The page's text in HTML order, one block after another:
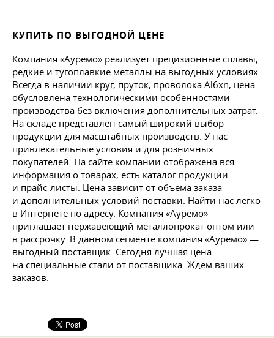
КУПИТЬ ПО ВЫГОДНОЙ ЦЕНЕ
Компания «Ауремо» реализует прецизионные сплавы,
редкие и тугоплавкие металлы на выгодных условиях.
Всегда в наличии круг, пруток, проволока Al6xn, цена
обусловлена технологическими особенностями
производства без включения дополнительных затрат.
На складе представлен самый широкий выбор
продукции для масштабных производств. У нас
привлекательные условия и для розничных
покупателей. На сайте компании отображена вся
информация о товарах, есть каталог продукции
и прайс-листы. Цена зависит от объема заказа
и дополнительных условий поставки. Найти нас легко
в Интернете по адресу. Компания «Ауремо»
приглашает нержавеющий металлопрокат оптом или
в рассрочку. В данном сегменте компания «Ауремо» —
выгодный поставщик. Сегодня лучшая цена
на специальные стали от поставщика. Ждем ваших
заказов.